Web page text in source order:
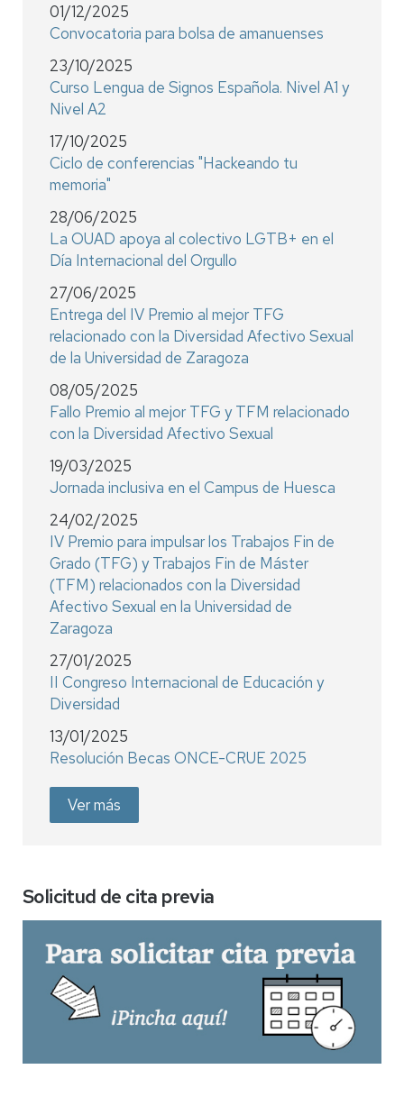
01/12/2025
Convocatoria para bolsa de amanuenses
23/10/2025
Curso Lengua de Signos Española. Nivel A1 y
Nivel A2
17/10/2025
Ciclo de conferencias "Hackeando tu
memoria"
28/06/2025
La OUAD apoya al colectivo LGTB+ en el
Día Internacional del Orgullo
27/06/2025
Entrega del IV Premio al mejor TFG
relacionado con la Diversidad Afectivo Sexual
de la Universidad de Zaragoza
08/05/2025
Fallo Premio al mejor TFG y TFM relacionado
con la Diversidad Afectivo Sexual
19/03/2025
Jornada inclusiva en el Campus de Huesca
24/02/2025
IV Premio para impulsar los Trabajos Fin de
Grado (TFG) y Trabajos Fin de Máster
(TFM) relacionados con la Diversidad
Afectivo Sexual en la Universidad de
Zaragoza
27/01/2025
II Congreso Internacional de Educación y
Diversidad
13/01/2025
Resolución Becas ONCE-CRUE 2025
Ver más
Solicitud de cita previa